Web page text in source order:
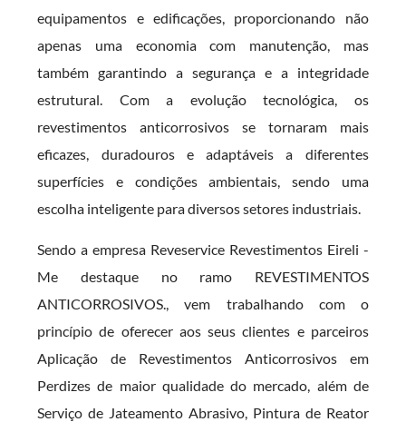
equipamentos e edificações, proporcionando não
apenas uma economia com manutenção, mas
também garantindo a segurança e a integridade
estrutural. Com a evolução tecnológica, os
revestimentos anticorrosivos se tornaram mais
eficazes, duradouros e adaptáveis a diferentes
superfícies e condições ambientais, sendo uma
escolha inteligente para diversos setores industriais.
Sendo a empresa Reveservice Revestimentos Eireli -
Me destaque no ramo REVESTIMENTOS
ANTICORROSIVOS., vem trabalhando com o
princípio de oferecer aos seus clientes e parceiros
Aplicação de Revestimentos Anticorrosivos em
Perdizes de maior qualidade do mercado, além de
Serviço de Jateamento Abrasivo, Pintura de Reator